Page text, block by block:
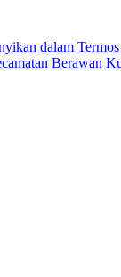
dalam
Berawan